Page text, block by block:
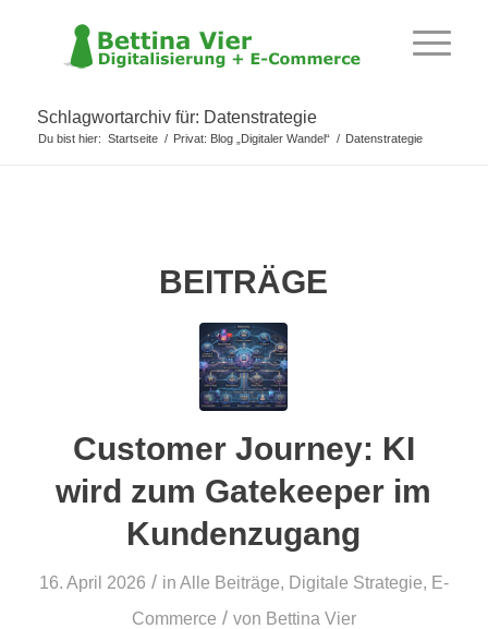
Schlagwortarchiv für: Datenstrategie
Du bist hier: Startseite / Privat: Blog „Digitaler Wandel“ / Datenstrategie
BEITRÄGE
Customer Journey: KI
wird zum Gatekeeper im
Kundenzugang
16. April 2026 / in Alle Beiträge, Digitale Strategie, E-
Commerce / von Bettina Vier